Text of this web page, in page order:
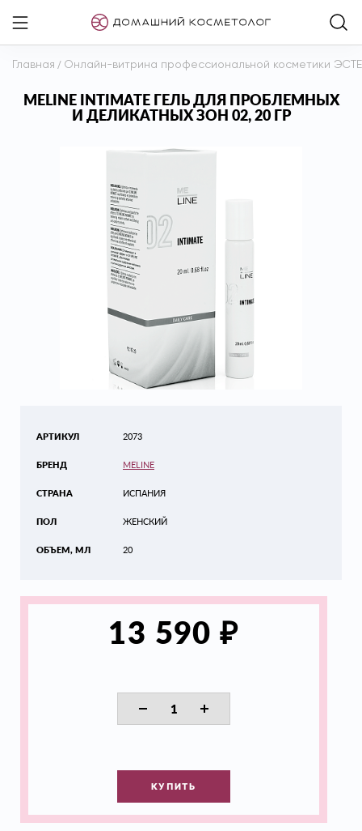
Главная / Онлайн-витрина профессиональной косметики
MELINE INTIMATE ГЕЛЬ ДЛЯ ПРОБЛЕМНЫХ
И ДЕЛИКАТНЫХ ЗОН 02, 20 ГР
АРТИКУЛ
БРЕНД
СТРАНА
ПОЛ
ОБЪЕМ, МЛ
2073
MELINE
ИСПАНИЯ
ЖЕНСКИЙ
20
13 590₽
КУПИТЬ